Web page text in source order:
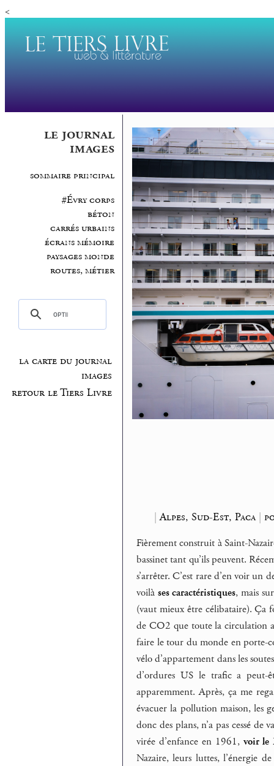
<
le journal
images
sommaire principal
#Évry corps
béton
carrés urbains
écrans mémoire
paysages monde
routes, métier
la carte du journal
images
retour le Tiers Livre
|Alpes, Sud-Est, Paca|
Fièrement construit à Saint-
bassinet tant qu’ils peuvent.
s’arrêter. C’est rare d’en voir un
voilà ses caractéristiques, mais
(vaut mieux être célibataire). Ça
de CO2 que toute la circulation
faire le tour du monde en porte-
vélo d’appartement dans les
d’ordures US le trafic a
apparemment. Après, ça me
évacuer la pollution maison, les
donc des plans, n’a pas cessé de
virée d’enfance en 1961, voir le
Nazaire, leurs luttes, l’énergie